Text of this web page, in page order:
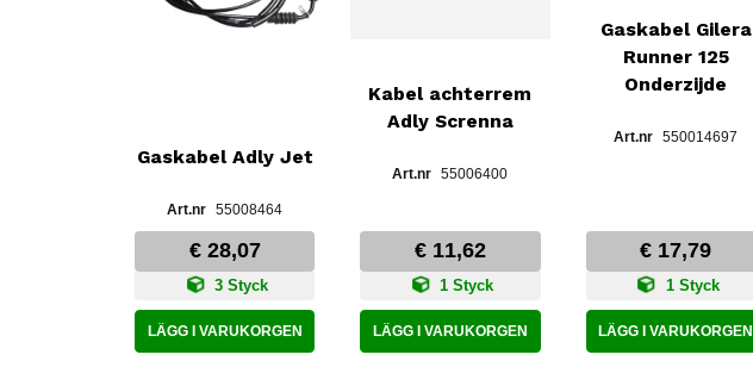
Gaskabel Adly Jet
55008464
€ 28,07
3 Styck
LÄGG I VARUKORGEN
Kabel achterrem
Adly Screnna
55006400
€ 11,62
1 Styck
LÄGG I VARUKORGEN
Gaskabel Gilera
Runner 125
Onderzijde
550014697
€ 17,79
1 Styck
LÄGG I VARUKORGEN